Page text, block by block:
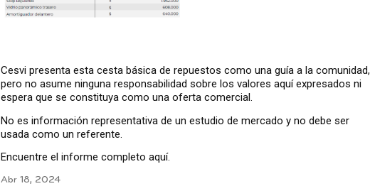
Cesvi presenta esta cesta básica de repuestos como una guía a la comunidad,
pero no asume ninguna responsabilidad sobre los valores aquí expresados ni
espera que se constituya como una oferta comercial.
No es información representativa de un estudio de mercado y no debe ser
usada como un referente.
Encuentre el informe completo aquí.
Abr 18, 2024